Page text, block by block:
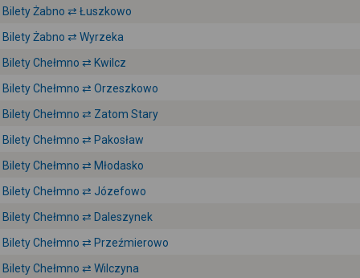
Bilety Żabno ⇄ Łuszkowo
Bilety Żabno ⇄ Wyrzeka
Bilety Chełmno ⇄ Kwilcz
Bilety Chełmno ⇄ Orzeszkowo
Bilety Chełmno ⇄ Zatom Stary
Bilety Chełmno ⇄ Pakosław
Bilety Chełmno ⇄ Młodasko
Bilety Chełmno ⇄ Józefowo
Bilety Chełmno ⇄ Daleszynek
Bilety Chełmno ⇄ Przeźmierowo
Bilety Chełmno ⇄ Wilczyna